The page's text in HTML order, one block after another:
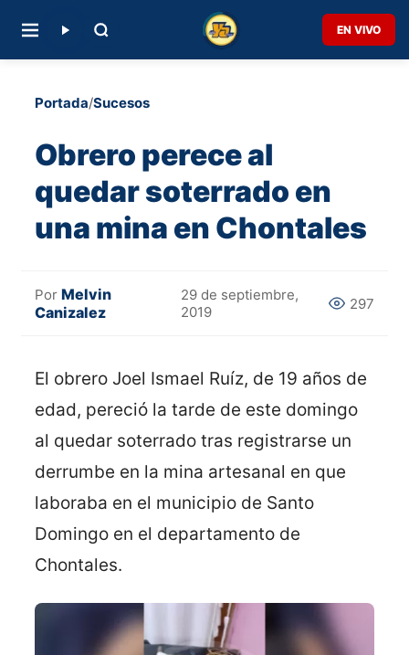
EN VIVO
Portada/Sucesos
Obrero perece al
quedar soterrado en
una mina en Chontales
Por Melvin
Canizalez
29 de septiembre,
2019
297
El obrero Joel Ismael Ruíz, de 19 años de
edad, pereció la tarde de este domingo
al quedar soterrado tras registrarse un
derrumbe en la mina artesanal en que
laboraba en el municipio de Santo
Domingo en el departamento de
Chontales.